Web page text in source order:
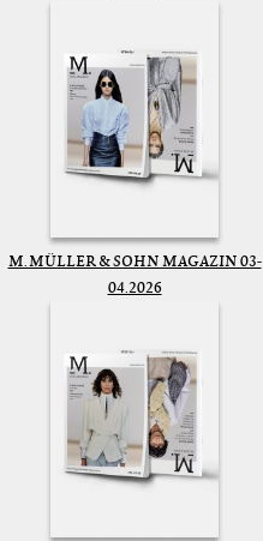
M. MÜLLER & SOHN MAGAZIN 03-
04.2026